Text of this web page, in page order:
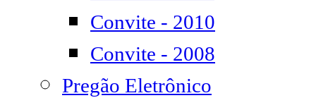
Convite - 2010
Convite - 2008
Pregão Eletrônico